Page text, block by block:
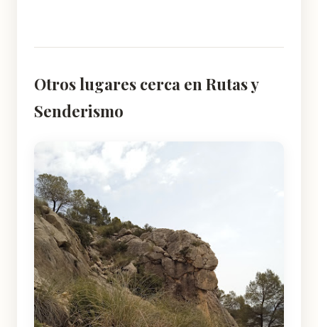
Otros lugares cerca en Rutas y
Senderismo